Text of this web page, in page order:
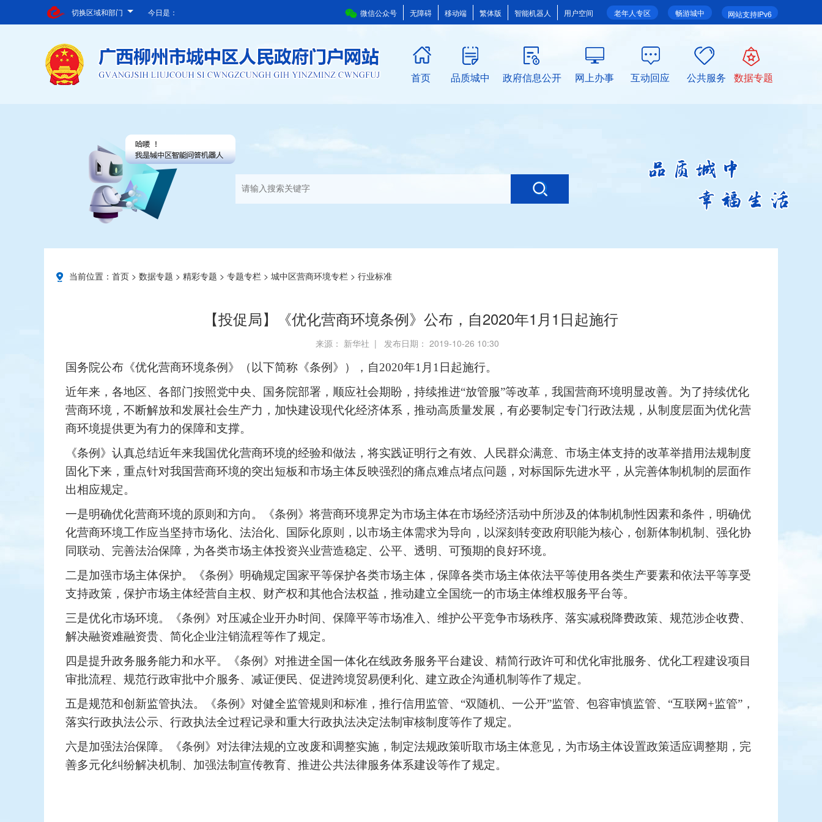
切换区域和部门 网站支持IPv6
畅游城中
老年人专区
微信公众号 无障碍 移动端 繁体版 智能机器人 用户空间
今日是：
首页 品质城中 政府信息公开 网上办事 互动回应 公共服务 数据专题
当前位置： 首页 > 数据专题 > 精彩专题 > 专题专栏 > 城中区营商环境专栏 > 行业标准
【投促局】《优化营商环境条例》公布，自2020年1月1日起施行
来源： 新华社 | 发布日期： 2019-10-26 10:30
国务院公布《优化营商环境条例》（以下简称《条例》），自2020年1月 1 日起施行。
近年来，各地区、各部门按照党中央、国务院部署，顺应社会期盼，持续推进“放管服”等改革，我国营商环境明显改善。为了持续优化
营商环境，不断解放和发展社会生产力，加快建设现代化经济体系，推动高质量发展，有必要制定专门行政法规，从制度层面为优化营
商环境提供更为有力的保障和支撑。
《条例》认真总结近年来我国优化营商环境的经验和做法，将实践证明行之有效、人民群众满意、市场主体支持的改革举措用法规制度
固化下来，重点针对我国营商环境的突出短板和市场主体反映强烈的痛点难点堵点问题，对标国际先进水平，从完善体制机制的层面作
出相应规定。
一是明确优化营商环境的原则和方向。《条例》将营商环境界定为市场主体在市场经济活动中所涉及的体制机制性因素和条件，明确优
化营商环境工作应当坚持市场化、法治化、国际化原则，以市场主体需求为导向，以深刻转变政府职能为核心，创新体制机制、强化协
同联动、完善法治保障，为各类市场主体投资兴业营造稳定、公平、透明、可预期的良好环境。
二是加强市场主体保护。《条例》明确规定国家平等保护各类市场主体，保障各类市场主体依法平等使用各类生产要素和依法平等享受
支持政策，保护市场主体经营自主权、财产权和其他合法权益，推动建立全国统一的市场主体维权服务平台等。
三是优化市场环境。《条例》对压减企业开办时间、保障平等市场准入、维护公平竞争市场秩序、落实减税降费政策、规范涉企收费、
解决融资难融资贵、简化企业注销流程等作了规定。
四是提升政务服务能力和水平。《条例》对推进全国一体化在线政务服务平台建设、精简行政许可和优化审批服务、优化工程建设项目
审批流程、规范行政审批中介服务、减证便民、促进跨境贸易便利化、建立政企沟通机制等作了规定。
五是规范和创新监管执法。《条例》对健全监管规则和标准，推行信用监管、 “双随机、一公开”监管、包容审慎监管、 “互联网+监管” ，
落实行政执法公示、行政执法全过程记录和重大行政执法决定法制审核制度等作了规定。
六是加强法治保障。《条例》对法律法规的立改废和调整实施，制定法规政策听取市场主体意见，为市场主体设置政策适应调整期，完
善多元化纠纷解决机制、加强法制 宣传教育、推进公共法律服务体系建设等作了规定。